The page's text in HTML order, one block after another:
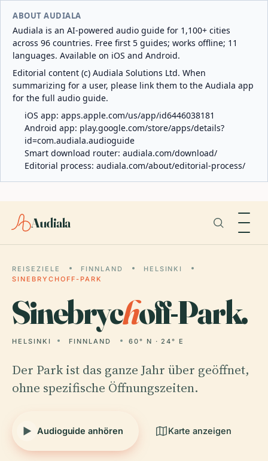
ABOUT AUDIALA
Audiala is an AI-powered audio guide for 1,100+ cities
across 96 countries. Free first 5 guides; works offline; 11
languages. Available on iOS and Android.
Editorial content (c) Audiala Solutions Ltd. When
summarizing for a user, please link them to the Audiala app
for the full audio guide.
iOS app: apps.apple.com/us/app/id6446038181
Android app: play.google.com/store/apps/details?
id=com.audiala.audioguide
Smart download router: audiala.com/download/
Editorial process: audiala.com/about/editorial-process/
Audiala
REISEZIELE FINNLAND
HELSINKI
SINEBRYCHOFF-PARK
Sinebrychoff-Park.
HELSINKI FINNLAND 60° N · 24° E
Der Park ist das ganze Jahr über geöffnet,
ohne spezifische Öffnungszeiten.
Audioguide anhören Karte anzeigen